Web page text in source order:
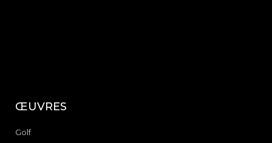
ŒUVRES
Golf